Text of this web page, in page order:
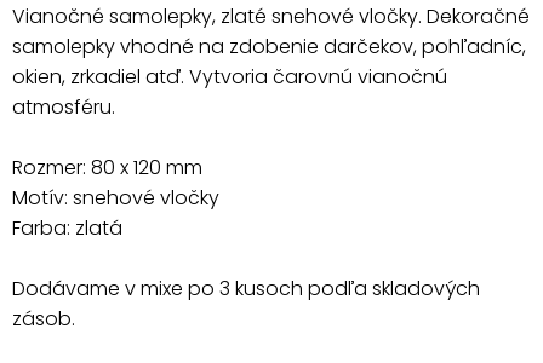
Vianočné samolepky, zlaté snehové vločky. Dekoračné
samolepky vhodné na zdobenie darčekov, pohľadníc,
okien, zrkadiel atď. Vytvoria čarovnú vianočnú
atmosféru.
Rozmer: 80 x 120 mm
Motív: snehové vločky
Farba: zlatá
Dodávame v mixe po 3 kusoch podľa skladových
zásob.